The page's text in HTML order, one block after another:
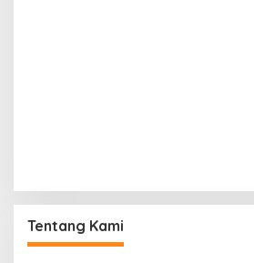
Tentang Kami